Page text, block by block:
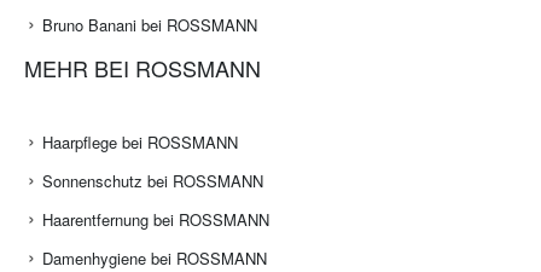
Bruno Banani bei ROSSMANN
MEHR BEI ROSSMANN
Haarpflege bei ROSSMANN
Sonnenschutz bei ROSSMANN
Haarentfernung bei ROSSMANN
Damenhygiene bei ROSSMANN